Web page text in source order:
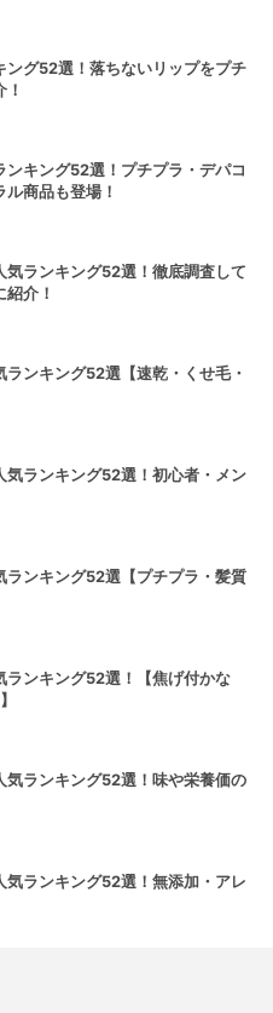
ング52選！落ちないリップをプチ
ンキング52選！プチプラ・デパコ
商品も登場！
気ランキング52選！徹底調査して
介！
ランキング52選【速乾・くせ毛・
気ランキング52選！初心者・メン
ランキング52選【プチプラ・髪質
ランキング52選！【焦げ付かな
気ランキング52選！味や栄養価の
気ランキング52選！無添加・アレ